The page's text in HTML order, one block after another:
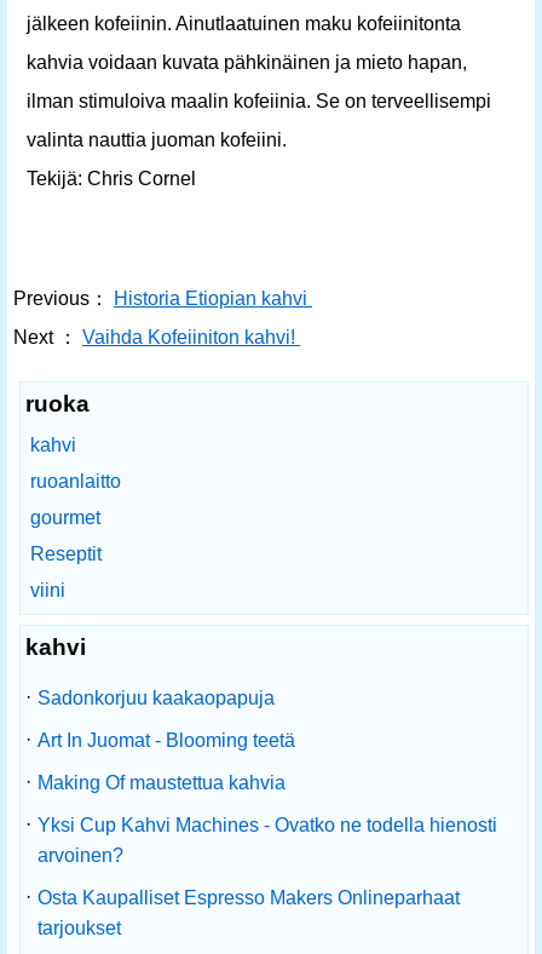
jälkeen kofeiinin. Ainutlaatuinen maku kofeiinitonta
kahvia voidaan kuvata pähkinäinen ja mieto hapan,
ilman stimuloiva maalin kofeiinia. Se on terveellisempi
valinta nauttia juoman kofeiini.
Tekijä: Chris Cornel
Previous：
Historia Etiopian kahvi
Next ：
Vaihda Kofeiiniton kahvi!
ruoka
kahvi
ruoanlaitto
gourmet
Reseptit
viini
kahvi
· Sadonkorjuu kaakaopapuja
· Art In Juomat - Blooming teetä
· Making Of maustettua kahvia
· Yksi Cup Kahvi Machines - Ovatko ne todella hienosti
arvoinen?
· Osta Kaupalliset Espresso Makers Onlineparhaat
tarjoukset